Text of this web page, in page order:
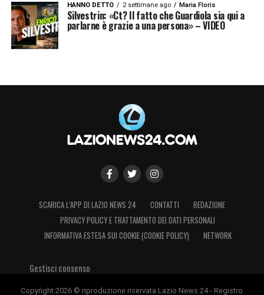
HANNO DETTO 2 settimane ago Maria Floris
Silvestrin: «Ct? Il fatto che Guardiola sia qui a
parlarne è grazie a una persona» – VIDEO
SCARICA L’APP DI LAZIO NEWS 24 CONTATTI
REDAZIONE
PRIVACY POLICY E TRATTAMENTO DEI DATI PERSONALI
INFORMATIVA ESTESA SUI COOKIE (COOKIE POLICY)
NETWORK
Gestisci consenso
Copyright 2026 © riproduzione riservata Lazio News 24 - Registro